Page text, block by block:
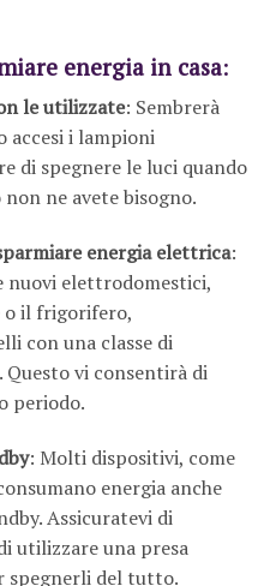
energia in casa:
le utilizzate: Sembrerà
accesi i lampioni
di spegnere le luci quando
ne avete bisogno.
energia elettrica:
nuovi elettrodomestici,
o il frigorifero,
con una classe di
Questo vi consentirà di
periodo.
: Molti dispositivi, come
energia anche
Assicuratevi di
utilizzare una presa
del tutto.